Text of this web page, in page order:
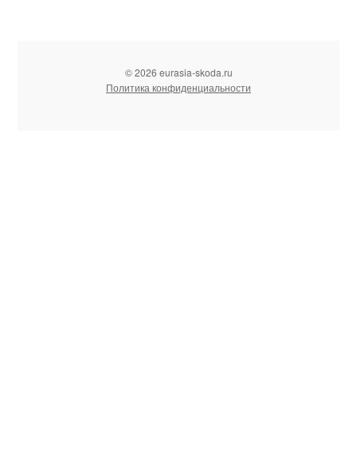
© 2026 eurasia-skoda.ru
Политика конфиденциальности